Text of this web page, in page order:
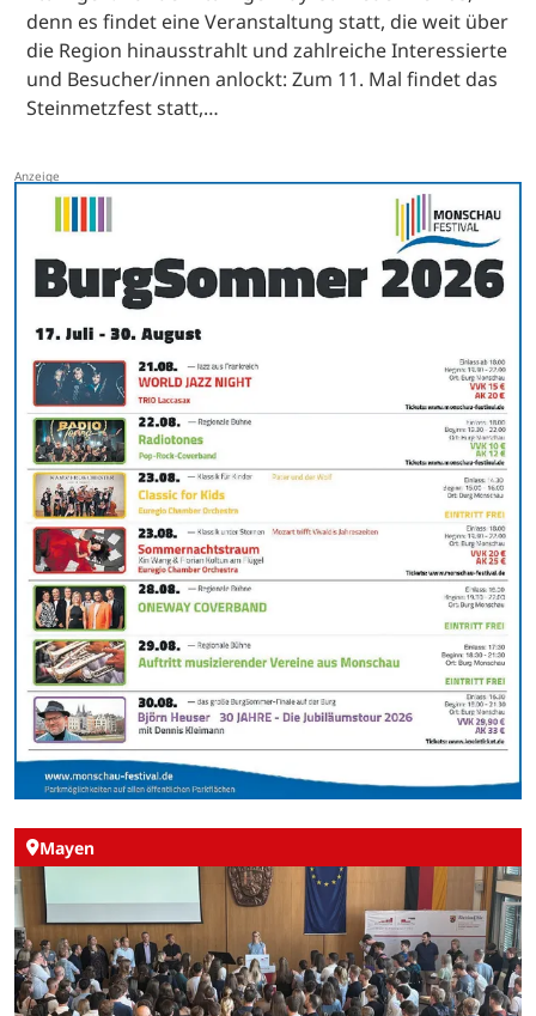
denn es findet eine Veranstaltung statt, die weit über
die Region hinausstrahlt und zahlreiche Interessierte
und Besucher/innen anlockt: Zum 11. Mal findet das
Steinmetzfest statt,…
Mayen